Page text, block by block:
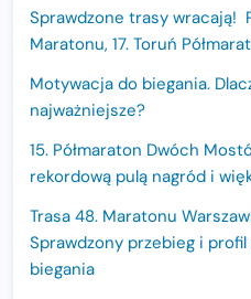
Sprawdzone trasy wracają!
Maratonu, 17. Toruń
Motywacja do biegania.
najważniejsze?
15. Półmaraton Dwóch
rekordową pulą nagród i
Trasa 48. Maratonu
Sprawdzony przebieg i
biegania